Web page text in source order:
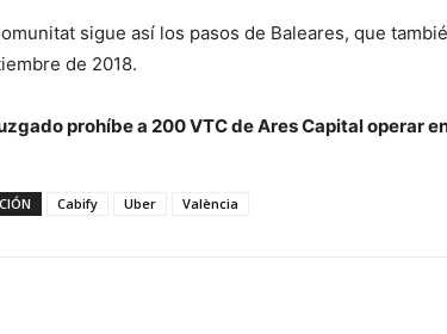
sigue así los pasos de Baleares, que
de 2018.
prohíbe a 200 VTC de Ares Capital operar
Cabify Uber València